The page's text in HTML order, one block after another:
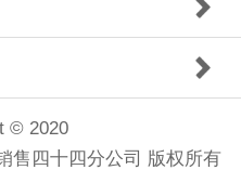
© 2020
售四十四分公司 版权所有